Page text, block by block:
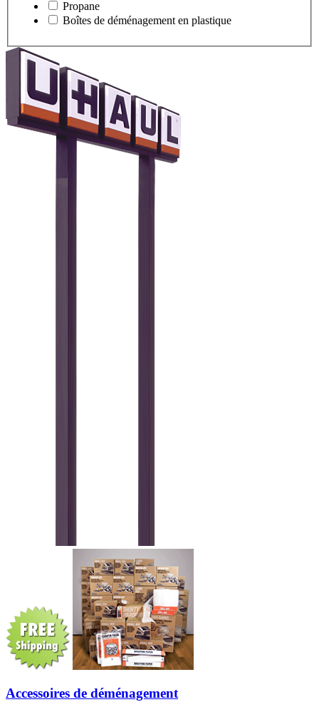
Propane
Boîtes de déménagement en plastique
Accessoires de déménagement